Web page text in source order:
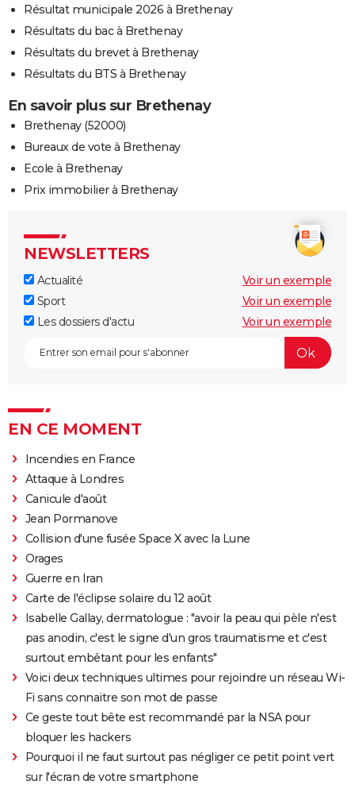
Résultat municipale 2026 à Brethenay
Résultats du bac à Brethenay
Résultats du brevet à Brethenay
Résultats du BTS à Brethenay
En savoir plus sur Brethenay
Brethenay (52000)
Bureaux de vote à Brethenay
Ecole à Brethenay
Prix immobilier à Brethenay
NEWSLETTERS
Actualité
Voir un exemple
Sport
Voir un exemple
Les dossiers d'actu
Voir un exemple
EN CE MOMENT
Incendies en France
Attaque à Londres
Canicule d'août
Jean Pormanove
Collision d'une fusée Space X avec la Lune
Orages
Guerre en Iran
Carte de l'éclipse solaire du 12 août
Isabelle Gallay, dermatologue : "avoir la peau qui pèle n'est
pas anodin, c'est le signe d'un gros traumatisme et c'est
surtout embêtant pour les enfants"
Voici deux techniques ultimes pour rejoindre un réseau Wi-
Fi sans connaitre son mot de passe
Ce geste tout bête est recommandé par la NSA pour
bloquer les hackers
Pourquoi il ne faut surtout pas négliger ce petit point vert
sur l'écran de votre smartphone